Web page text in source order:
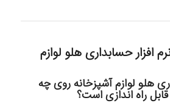
افزار حسابداری هلو لوازم
هلو لوازم آشپزخانه روی چه
راه اندازی است؟